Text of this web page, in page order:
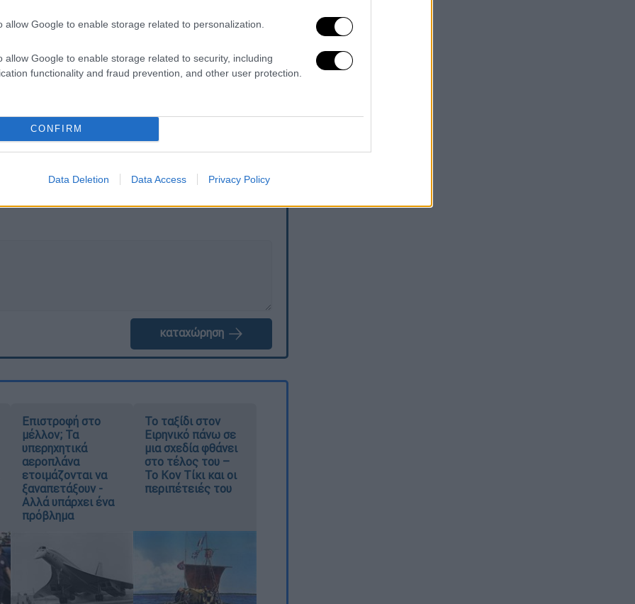
allow Google to enable storage related to personalization.
allow Google to enable storage related to security, including
functionality and fraud prevention, and other user protection.
CONFIRM
Data Deletion Data Access Privacy Policy
a “massive” landslide swept
Guinea early Friday morning,
May 24, 2024
ΕΘΝΟΣ θα παρεμβαίνει και τα προσβλητικά σχόλια θα
καταχώρηση
Επιστροφή στο
μέλλον; Τα
υπερηχητικά
αεροπλάνα
ετοιμάζονται να
ξαναπετάξουν -
Αλλά υπάρχει ένα
πρόβλημα
Το ταξίδι στον
Ειρηνικό πάνω σε
μια σχεδία φθάνει
στο τέλος του –
Το Κον Τίκι και οι
περιπέτειές του